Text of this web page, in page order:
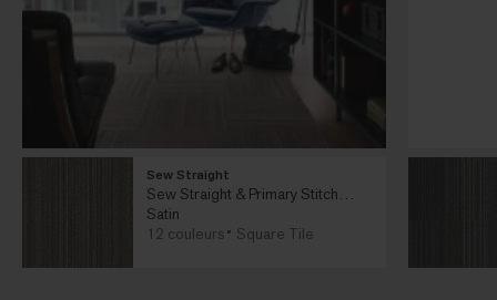
Sew Straight
Sew Straight & Primary Stitch
Collection
Satin
12 couleurs
Square Tile